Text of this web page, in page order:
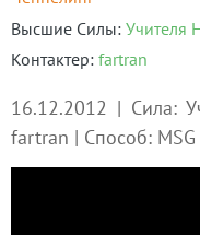
Высшие Силы Учителя
Контактер fartran
16.12.2012 | Сила:
fartran | Способ: